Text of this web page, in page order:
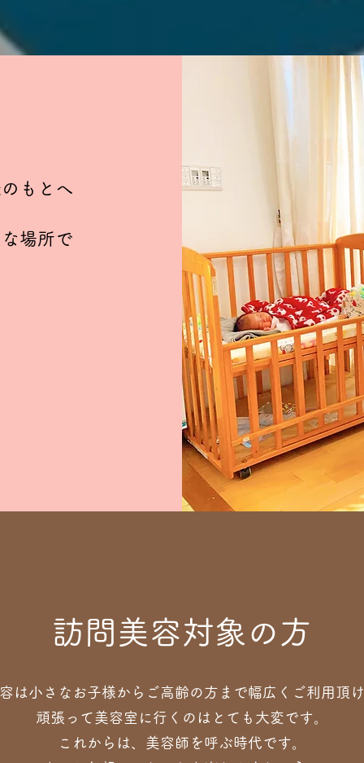
もとへ
場所で
​訪問美容対象の方
は小さなお子様からご高齢の方まで幅広くご利用頂
頑張って美容室に行くのはとても大変です。
これからは、美容師を呼ぶ時代です。